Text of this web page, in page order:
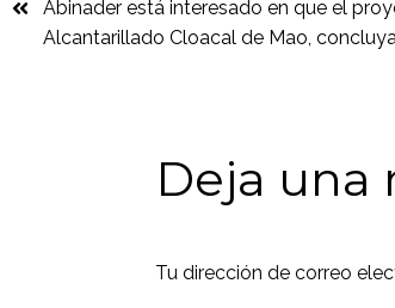
Abinader está interesado en que el
Alcantarillado Cloacal de Mao,
Deja una
Tu dirección de correo